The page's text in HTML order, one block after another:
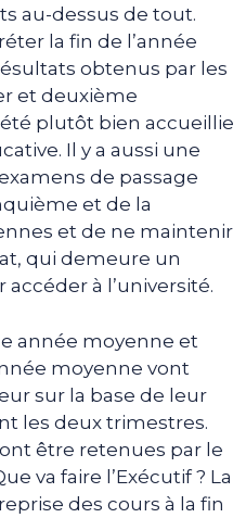
au-dessus de tout.
la fin de l’année
obtenus par les
et deuxième
plutôt bien accueillie
Il y a aussi une
de passage
et de la
et de ne maintenir
qui demeure un
à l’université.
année moyenne et
moyenne vont
sur la base de leur
les deux trimestres.
être retenues par le
va faire l’Exécutif ? La
des cours à la fin